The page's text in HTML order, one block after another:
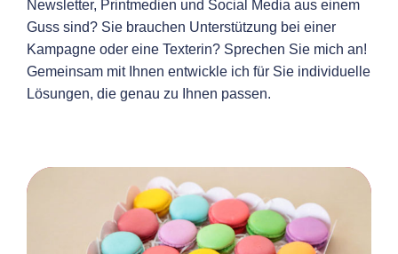
Newsletter, Printmedien und Social Media aus einem
Guss sind? Sie brauchen Unterstützung bei einer
Kampagne oder eine Texterin? Sprechen Sie mich an!
Gemeinsam mit Ihnen entwickle ich für Sie individuelle
Lösungen, die genau zu Ihnen passen.